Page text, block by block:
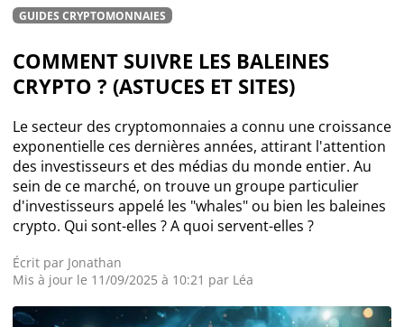
Actualité Ethereum
Actualité Altcoins
Actualité NFT
GUIDES CRYPTOMONNAIES
COMMENT SUIVRE LES BALEINES
CRYPTO ? (ASTUCES ET SITES)
Le secteur des cryptomonnaies a connu une croissance
exponentielle ces dernières années, attirant l'attention
des investisseurs et des médias du monde entier. Au
sein de ce marché, on trouve un groupe particulier
d'investisseurs appelé les "whales" ou bien les baleines
crypto. Qui sont-elles ? A quoi servent-elles ?
Écrit par Jonathan
Mis à jour le 11/09/2025 à 10:21 par Léa